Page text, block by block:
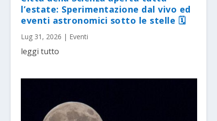
l’estate: Sperimentazione dal vivo ed
eventi astronomici sotto le stelle 🗓
Lug 31, 2026 | Eventi
leggi tutto